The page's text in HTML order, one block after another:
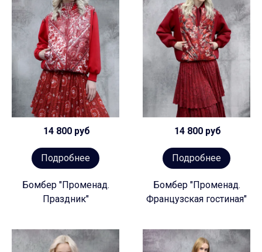
14 800 руб
Подробнее
Бомбер "Променад.
Праздник"
14 800 руб
Подробнее
Бомбер "Променад.
Французская гостиная"